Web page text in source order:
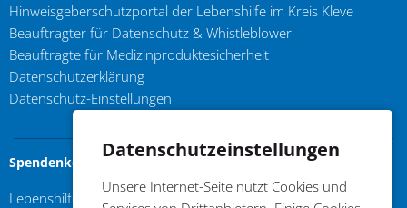
Datenschutzeinstellungen
Unsere Internet-Seite nutzt Cookies und
Hinweisgeberschutzportal der Lebenshilfe im Kreis Kleve
Beauftragter für Datenschutz & Whistleblower
Beauftragte für Medizinproduktesicherheit
Datenschutzerklärung
Datenschutz-Einstellungen
Spendenkonto
Lebenshilfe im Kreis Kleve e.V.